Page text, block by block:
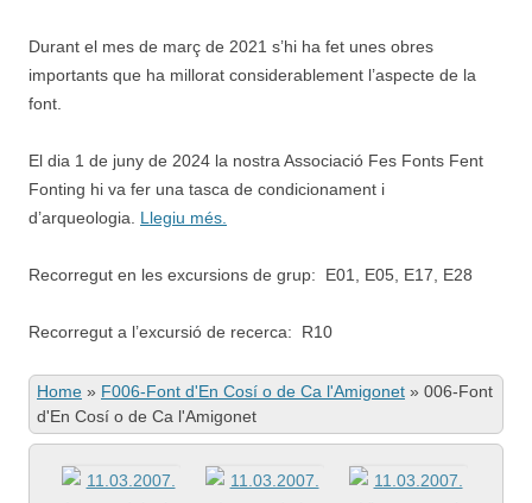
Durant el mes de març de 2021 s’hi ha fet unes obres
importants que ha millorat considerablement l’aspecte de la
font.
El dia 1 de juny de 2024 la nostra Associació Fes Fonts Fent
Fonting hi va fer una tasca de condicionament i
d’arqueologia. Llegiu més.
Recorregut en les excursions de grup: E01, E05, E17, E28
Recorregut a l’excursió de recerca: R10
Home » F006-Font d'En Cosí o de Ca l'Amigonet » 006-Font
d'En Cosí o de Ca l'Amigonet